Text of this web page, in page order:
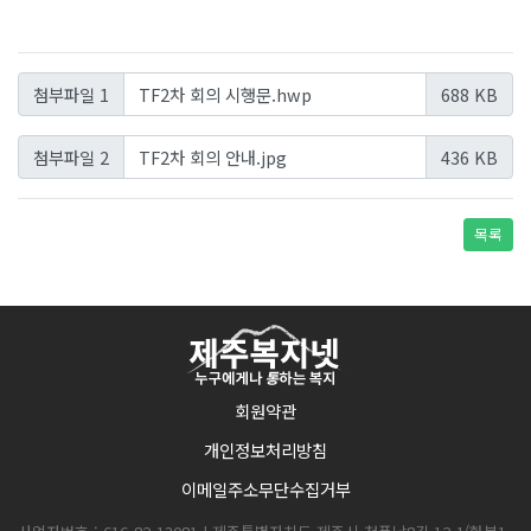
첨부파일 1 TF2차 회의 시행문.hwp 688 KB
첨부파일 2 TF2차 회의 안내.jpg 436 KB
목록
회원약관
개인정보처리방침
이메일주소무단수집거부